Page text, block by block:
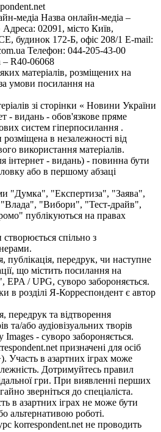
медіа Назва онлайн-медіа –
02091, місто Київ,
172-Б, офіс 208/1 E-mail:
Телефон: 044-205-43-00
– R40-06068
матеріалів, розміщених на
умови посилання на
зі сторінки « Новини України
- видань - обов'язкове пряме
систем гіперпосилання .
в незалежності від
використання матеріалів.
інтернет - видань) - повинна бути
або в першому абзаці
"Думка", "Експертиза", "Заява",
"Вибори", "Тест-драйв",
публікуються на правах
спільно з
публікація, передрук, чи наступне
що містить посилання на
EPA / UPG, суворо забороняється.
в розділі Я-Корреспондент є автор
передрук та відтворення
та/або аудіовізуальних творів
- суворо забороняється.
призначені для осіб
Участь в азартних іграх може
Дотримуйтесь правил
гри. При виявленні перших
зверніться до спеціаліста.
в азартних іграх не може бути
альтернативою роботі.
korrespondent.net не проводить